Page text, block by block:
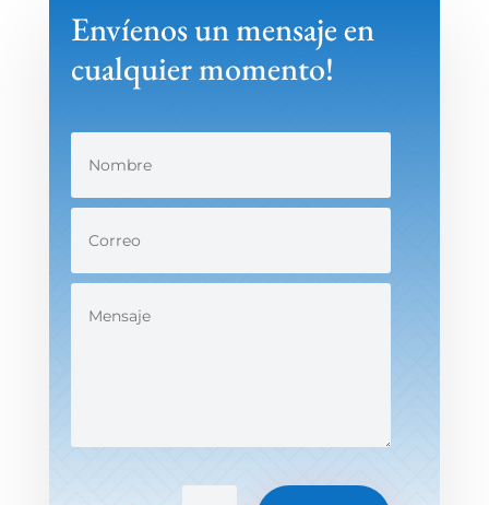
Envíenos un mensaje en
cualquier momento!